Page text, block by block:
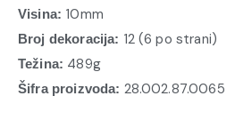
Visina: 10mm
Broj dekoracija: 12 (6 po strani)
Težina: 489g
Šifra proizvoda: 28.002.87.0065